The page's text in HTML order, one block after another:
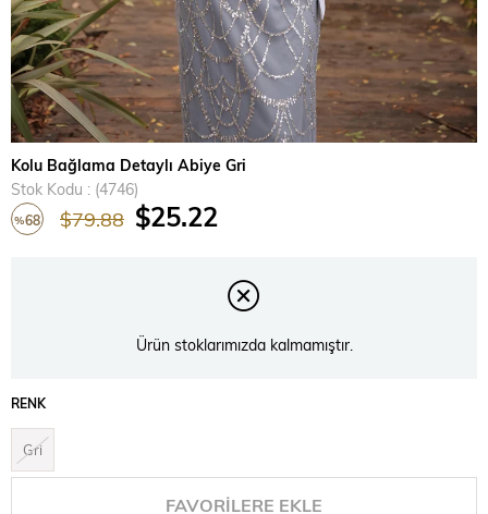
Kolu Bağlama Detaylı Abiye Gri
Stok Kodu
(4746)
%68 $79.88 $25.22
Ürün stoklarımızda kalmamıştır.
RENK
Gri
FAVORILERE EKLE